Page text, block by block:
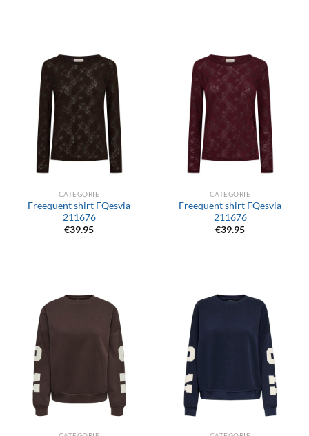
CATEGORIE
Freequent shirt FQesvia
211676
€39.95
CATEGORIE
Freequent shirt FQesvia
211676
€39.95